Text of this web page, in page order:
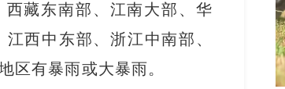
藏东南部、江南大部、华
西中东部、浙江中南部、
区有暴雨或大暴雨。